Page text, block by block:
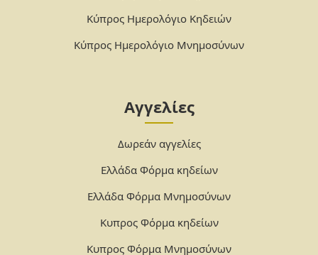
Κύπρος Ημερολόγιο Κηδειών
Κύπρος Ημερολόγιο Μνημοσύνων
Αγγελίες
Δωρεάν αγγελίες
Ελλάδα Φόρμα κηδείων
Ελλάδα Φόρμα Μνημοσύνων
Κυπρος Φόρμα κηδείων
Κυπρος Φόρμα Μνημοσύνων